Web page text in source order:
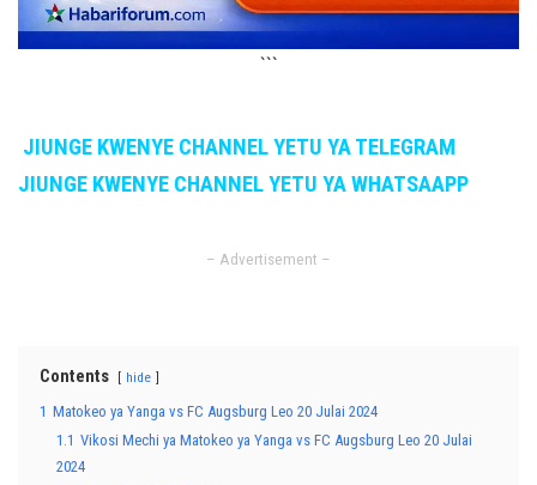
```
JIUNGE KWENYE CHANNEL YETU YA TELEGRAM
JIUNGE KWENYE CHANNEL YETU YA WHATSAAPP
– Advertisement –
Contents hide
1 Matokeo ya Yanga vs FC Augsburg Leo 20 Julai 2024
1.1 Vikosi Mechi ya Matokeo ya Yanga vs FC Augsburg Leo 20 Julai
2024